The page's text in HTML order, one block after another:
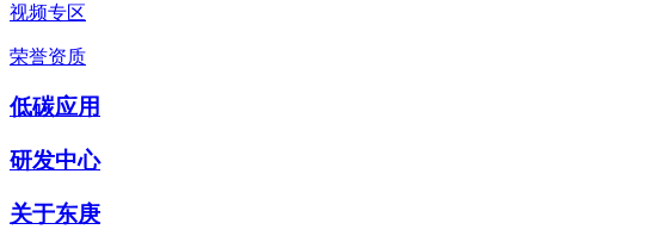
视频专区
荣誉资质
低碳应用
研发中心
关于东庚